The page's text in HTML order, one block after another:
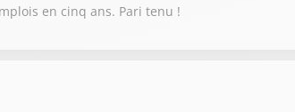
en cinq ans. Pari tenu !